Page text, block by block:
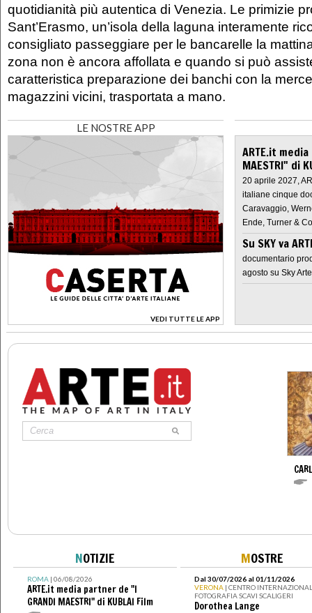
quotidianità più autentica di Venezia. Le primizie
Sant’Erasmo, un’isola della laguna interamente
consigliato passeggiare per le bancarelle la
zona non è ancora affollata e quando si può
caratteristica preparazione dei banchi con la
magazzini vicini, trasportata a mano.
LE NOSTRE APP
VEDI TUTTE LE APP
>
ARTE.it
MAESTRI" di
20 aprile 2027,
italiane cinque
Caravaggio,
Ende, Turner &
Su SKY va
documentario
agosto su Sky Arte
NOTIZIE
ROMA| 06/08/2026
ARTE.it media partner de "I
GRANDI MAESTRI" di KUBLAI Film
MOSTRE
Dal 30/07/2026 al 01/11/2026
VERONA | CENTRO
FOTOGRAFIA SCAVI SCALIGERI
Dorothea Lange